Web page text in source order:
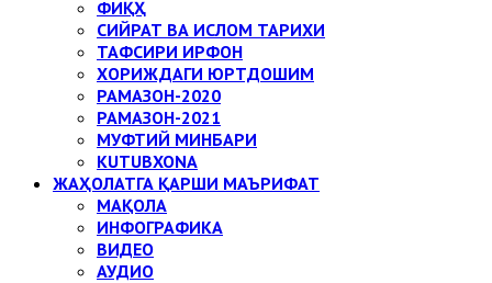
ФИҚҲ
СИЙРАТ ВА ИСЛОМ ТАРИХИ
ТАФСИРИ ИРФОН
ХОРИЖДАГИ ЮРТДОШИМ
РАМАЗОН-2020
РАМАЗОН-2021
МУФТИЙ МИНБАРИ
KUTUBXONA
ЖАҲОЛАТГА ҚАРШИ МАЪРИФАТ
МАҚОЛА
ИНФОГРАФИКА
ВИДЕО
АУДИО